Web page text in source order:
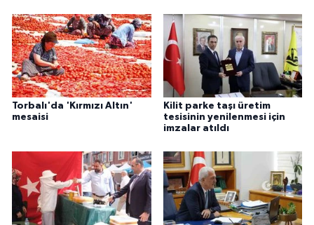
Torbalı'da 'Kırmızı Altın'
mesaisi
Kilit parke taşı üretim
tesisinin yenilenmesi için
imzalar atıldı